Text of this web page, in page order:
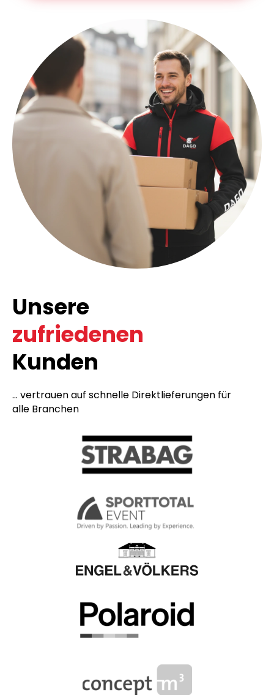
Unsere
zufriedenen
Kunden
... vertrauen auf schnelle Direktlieferungen für
alle Branchen